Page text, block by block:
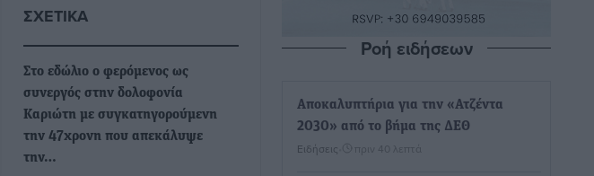
ΣΧΕΤΙΚΆ
Στο εδώλιο ο φερόμενος ως
συνεργός στην δολοφονία
Καριώτη με συγκατηγορούμενη
την 47χρονη που απεκάλυψε
την…
Ροή ειδήσεων
Αποκαλυπτήρια για την «Ατζέντα
2030» από το βήμα της ΔΕΘ
Ειδήσεις πριν 40 λεπτά